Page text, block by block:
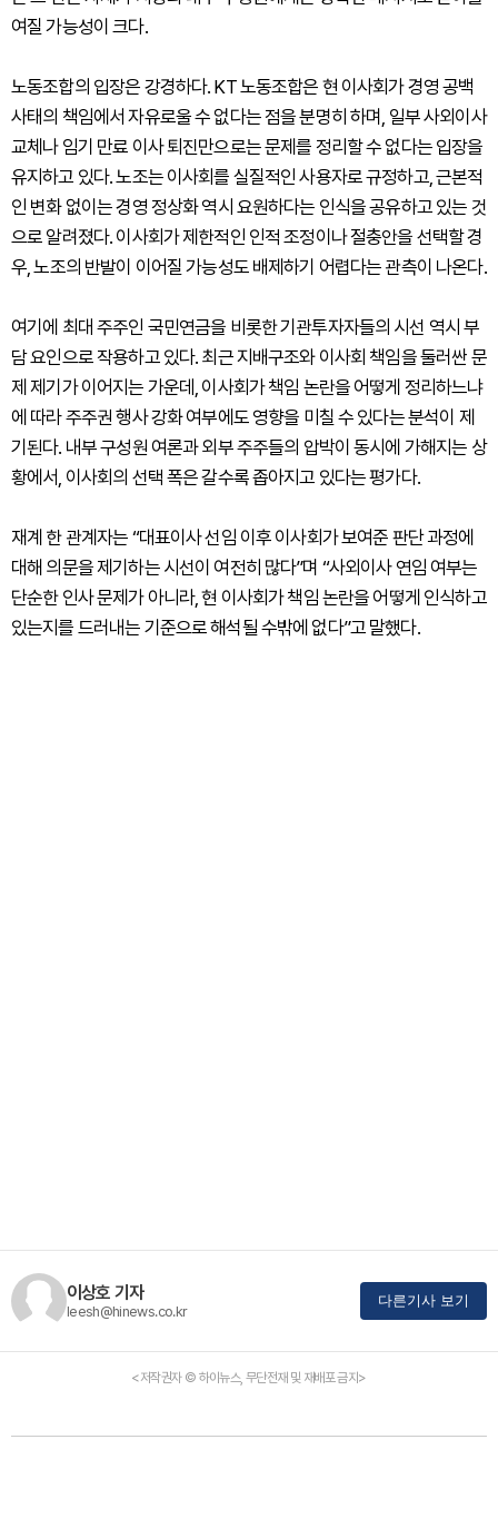
여질 가능성이 크다.
노동조합의 입장은 강경하다. KT 노동조합은 현 이사회가 경영 공백
사태의 책임에서 자유로울 수 없다는 점을 분명히 하며, 일부 사외이사
교체나 임기 만료 이사 퇴진만으로는 문제를 정리할 수 없다는 입장을
유지하고 있다. 노조는 이사회를 실질적인 사용자로 규정하고, 근본적
인 변화 없이는 경영 정상화 역시 요원하다는 인식을 공유하고 있는 것
으로 알려졌다. 이사회가 제한적인 인적 조정이나 절충안을 선택할 경
우, 노조의 반발이 이어질 가능성도 배제하기 어렵다는 관측이 나온다.
여기에 최대 주주인 국민연금을 비롯한 기관투자자들의 시선 역시 부
담 요인으로 작용하고 있다. 최근 지배구조와 이사회 책임을 둘러싼 문
제 제기가 이어지는 가운데, 이사회가 책임 논란을 어떻게 정리하느냐
에 따라 주주권 행사 강화 여부에도 영향을 미칠 수 있다는 분석이 제
기된다. 내부 구성원 여론과 외부 주주들의 압박이 동시에 가해지는 상
황에서, 이사회의 선택 폭은 갈수록 좁아지고 있다는 평가다.
재계 한 관계자는 “대표이사 선임 이후 이사회가 보여준 판단 과정에
대해 의문을 제기하는 시선이 여전히 많다”며 “사외이사 연임 여부는
단순한 인사 문제가 아니라, 현 이사회가 책임 논란을 어떻게 인식하고
있는지를 드러내는 기준으로 해석될 수밖에 없다”고 말했다.
이상호 기자
leesh@hinews.co.kr
다른기사 보기
<저작권자 © 하이뉴스, 무단전재 및 재배포 금지>